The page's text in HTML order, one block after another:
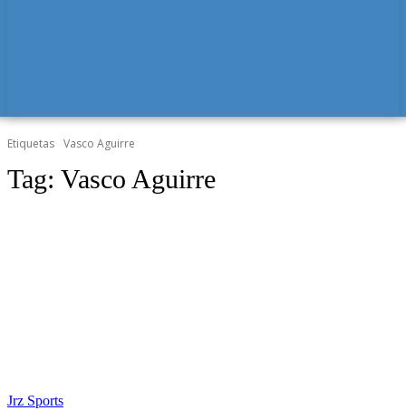
Etiquetas Vasco Aguirre
Tag: Vasco Aguirre
Jrz Sports